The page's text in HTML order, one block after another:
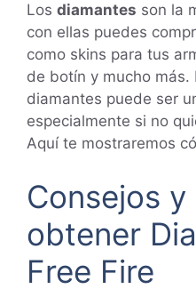
Los diamantes son la
con ellas puedes
como skins para tus
de botín y mucho más.
diamantes puede ser
especialmente si no
Aquí te mostraremos
Consejos
obtener
Free Fire